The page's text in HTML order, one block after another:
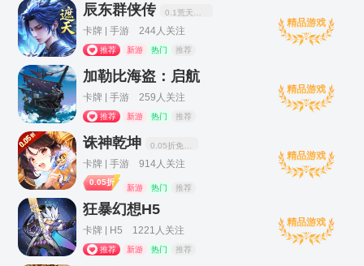
辰东群侠传
卡牌 | 手游 244人关注
推荐 新游 热门 推荐
精品游戏
加勒比海盗：启航
卡牌 | 手游 259人关注
推荐 新游 热门 推荐
精品游戏
诛神乾坤
卡牌 | 手游 914人关注
0.05折
新游 热门 推荐
精品游戏
狂暴幻想H5
卡牌 | H5 1221人关注
推荐 新游 热门 推荐
精品游戏